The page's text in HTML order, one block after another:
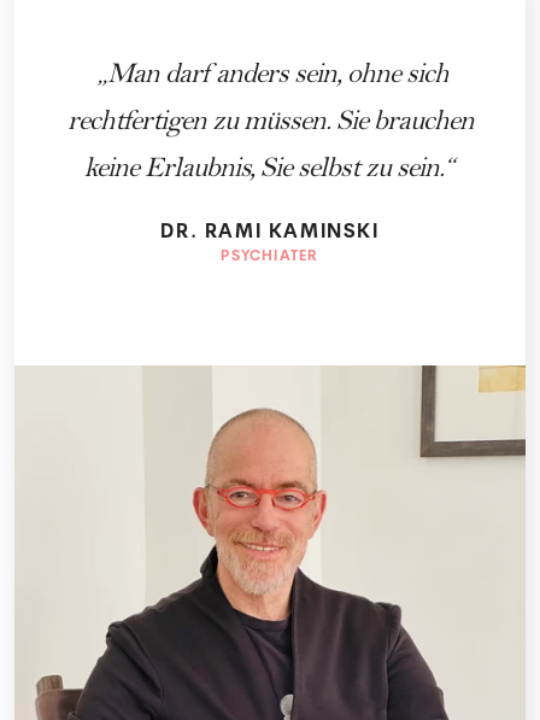
Man darf anders sein, ohne sich
rechtfertigen zu müssen. Sie brauchen
keine Erlaubnis, Sie selbst zu sein.
DR. RAMI KAMINSKI
PSYCHIATER